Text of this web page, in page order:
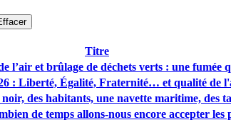
Titre
l’air et brûlage de déchets verts : une fumée
: Liberté, Égalité, Fraternité… et qualité de
des habitants, une navette maritime, des
de temps allons-nous encore accepter les